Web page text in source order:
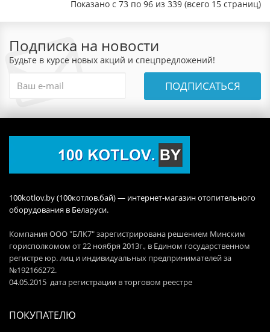
Показано с 73 по 96 из 339 (всего 15 страниц)
Подписка на новости
Будьте в курсе новых акций и спецпредложений!
ПОДПИСАТЬСЯ
100kotlov.by (100котлов.бай) — интернет-магазин отопительного
оборудования в Беларуси.
Компания ООО "БЛК7" зарегистрирована решением Минским
горисполкомом от 22 ноября 2013г., в Едином государственном
регистре юр. лиц и индивидуальных предпринимателей за
№192166272.
04.05.2015 дата регистрации в торговом реестре
ПОКУПАТЕЛЮ